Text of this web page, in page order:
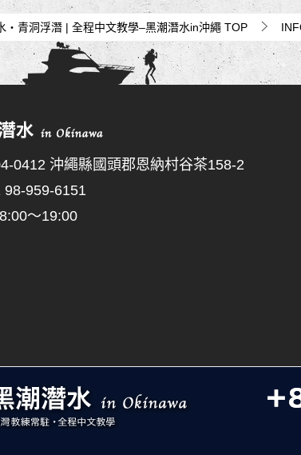
・青洞浮潛 | 全程中文教學–黑潮潛水in沖繩 TOP
0412 沖繩縣國頭郡恩納村谷茶158-2
98-959-6151
～19:00